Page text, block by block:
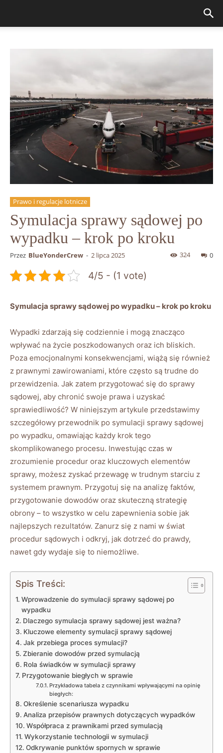
Prawo i regulacje lotnicze
Symulacja sprawy sądowej po
wypadku – krok po kroku
Przez BlueYonderCrew - 2 lipca 2025 0
324
4/5 - (1 vote)
Symulacja sprawy sądowej po wypadku – krok po kroku
Wypadki zdarzają się codziennie i mogą znacząco
wpływać na życie poszkodowanych oraz ich bliskich.
Poza emocjonalnymi konsekwencjami, wiążą się również
z prawnymi zawirowaniami, które często są trudne do
przewidzenia. Jak zatem przygotować się do sprawy
sądowej, aby chronić swoje prawa i uzyskać
sprawiedliwość? W niniejszym artykule przedstawimy
szczegółowy przewodnik po symulacji sprawy sądowej
po wypadku, omawiając każdy krok tego
skomplikowanego procesu. Inwestując czas w
zrozumienie procedur oraz kluczowych elementów
sprawy, możesz zyskać przewagę w trudnym starciu z
systemem prawnym. Przygotuj się na analizę faktów,
przygotowanie dowodów oraz skuteczną strategię
obrony – to wszystko w celu zapewnienia sobie jak
najlepszych rezultatów. Zanurz się z nami w świat
procedur sądowych i odkryj, jak dotrzeć do prawdy,
nawet gdy wydaje się to niemożliwe.
Spis Treści:
Wprowadzenie do symulacji sprawy sądowej po
wypadku
Dlaczego symulacja sprawy sądowej jest ważna?
Kluczowe elementy symulacji sprawy sądowej
Jak przebiega proces symulacji?
Zbieranie dowodów przed symulacją
Rola świadków w symulacji sprawy
Przygotowanie biegłych w sprawie
Przykładowa tabela z czynnikami wpływającymi na opinię
biegłych:
Określenie scenariusza wypadku
Analiza przepisów prawnych dotyczących wypadków
Współpraca z prawnikami przed symulacją
Wykorzystanie technologii w symulacji
Odkrywanie punktów spornych w sprawie